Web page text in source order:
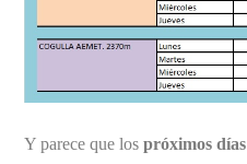
Y parece que lospróximos días